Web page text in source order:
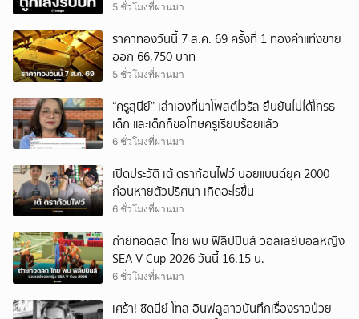
5 ชั่วโมงที่ผ่านมา
ราคาทองวันนี้ 7 ส.ค. 69 ครั้งที่ 1 ทองคำแท่งขาย
ออก 66,750 บาท
5 ชั่วโมงที่ผ่านมา
“ครูสุนีย์” เล่าเองที่มาโพสต์ไวรัล ยืนยันไม่ได้โกรธ
เด็ก และเด็กก็ขอโทษครูเรียบร้อยแล้ว
6 ชั่วโมงที่ผ่านมา
เปิดประวัติ เต้ ดราก้อนไฟว์ บอยแบนด์ยุค 2000
ก่อนหายตัวปริศนา เกิดอะไรขึ้น
6 ชั่วโมงที่ผ่านมา
ถ่ายทอดสด ไทย พบ ฟิลิปปินส์ วอลเลย์บอลหญิง
SEA V Cup 2026 วันนี้ 16.15 น.
6 ชั่วโมงที่ผ่านมา
เศร้า! ซิดนีย์ โทล อินฟลูสาวบันทึกเรื่องราวป่วย